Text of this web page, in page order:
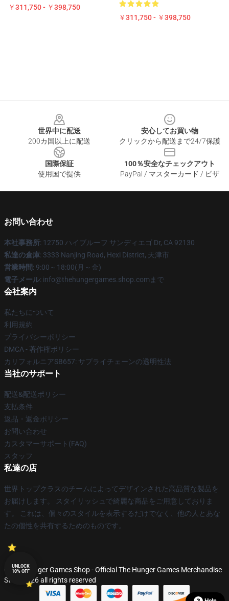
￥311,750 - ￥398,750
￥311,750 - ￥398,750
世界中に配送
200カ国以上に配送
安心してお買い物
クリックから配送まで24/7保護
国際保証
使用国で提供
100％安全なチェックアウト
PayPal / マスターカード / ビザ
お問い合わせ
本社事務所: 12750 ハイブルーフ サンディエゴ Dr, CA 92130
私達の倉庫: 3333 Nanjing Road, Hexi District, 天津市
営業時間: 9:00～18:00(月～金)
電子メール: info@thehungergames.shop.comまで
会社案内
私たちについて
利用規約
プライバシーポリシー
DMCA - 著作権ポリシー
カリフォルニアSB657: サプライチェーンの透明性法
当社のサポート
配送&配送ポリシー
支払条件
返品・返金ポリシー
お問い合わせ
カスタマーサポート(FAQ)
スタッフ
私達の店
世界トップクラスのチームによってデザインされた高品質な製品を
お届けします。 スタイリッシュで綺麗な商品をご用意しておりま
す。 これは、個々のスタイルを表示するだけでなく、他の人とあな
たの個性を共有するためのものです。
© The Hunger Games Shop - Official The Hunger Games Merchandise
Store 2026 all rights reserved
UNLOCK
10% OFF